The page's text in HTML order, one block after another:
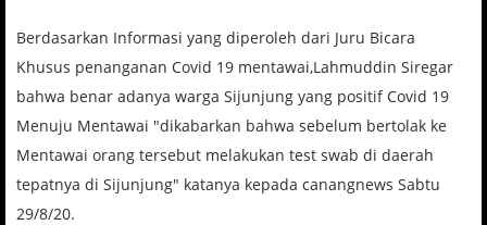
Berdasarkan Informasi yang diperoleh dari Juru Bicara
Khusus penanganan Covid 19 mentawai,Lahmuddin Siregar
bahwa benar adanya warga Sijunjung yang positif Covid 19
Menuju Mentawai "dikabarkan bahwa sebelum bertolak ke
Mentawai orang tersebut melakukan test swab di daerah
tepatnya di Sijunjung" katanya kepada canangnews Sabtu
29/8/20.